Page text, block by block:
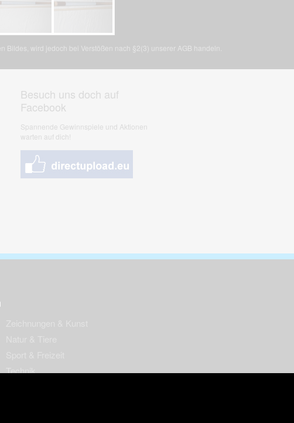
wird jedoch bei Verstößen nach §2(3) unserer AGB handeln.
Besuch uns doch auf
Facebook
Spannende Gewinnspiele und Aktionen
warten auf dich!
Technik